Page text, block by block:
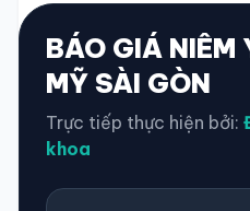
BÁO GIÁ NIÊM
MỸ SÀI GÒN
Trực tiếp thực hiện bởi:
khoa